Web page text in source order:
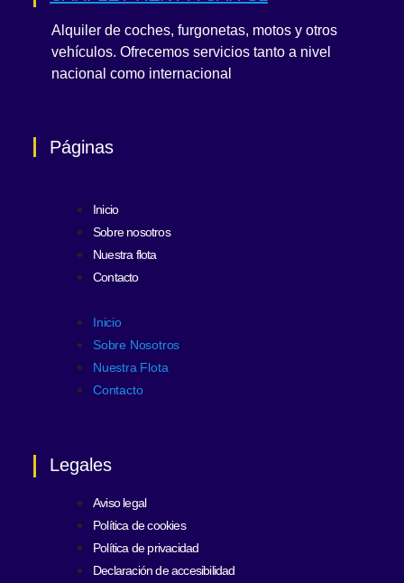
Alquiler de coches, furgonetas, motos y otros
vehículos. Ofrecemos servicios tanto a nivel
nacional como internacional
Páginas
Inicio
Sobre nosotros
Nuestra flota
Contacto
Inicio
Sobre Nosotros
Nuestra Flota
Contacto
Legales
Aviso legal
Política de cookies
Política de privacidad
Declaración de accesibilidad